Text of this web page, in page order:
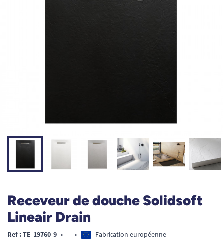
Receveur de douche Solidsoft
Lineair Drain
Ref : TE-19760-9 • • Fabrication européenne